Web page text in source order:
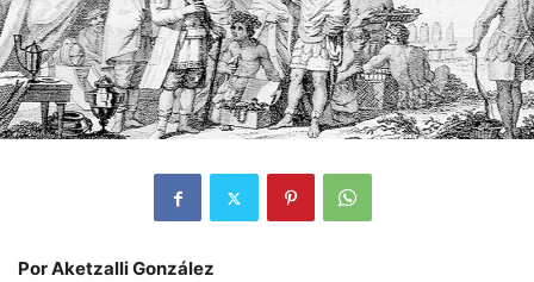
Por Aketzalli González